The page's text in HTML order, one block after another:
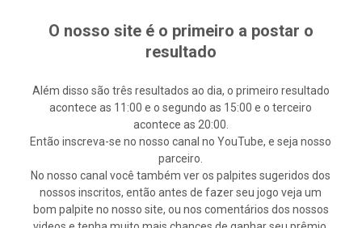
O nosso site é o primeiro a postar o
resultado
Além disso são três resultados ao dia, o primeiro resultado
acontece as 11:00 e o segundo as 15:00 e o terceiro
acontece as 20:00.
Então inscreva-se no nosso canal no YouTube, e seja nosso
parceiro.
No nosso canal você também ver os palpites sugeridos dos
nossos inscritos, então antes de fazer seu jogo veja um
bom palpite no nosso site, ou nos comentários dos nossos